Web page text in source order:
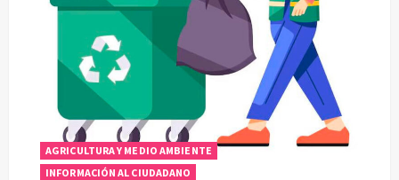
AGRICULTURA Y MEDIO AMBIENTE
INFORMACIÓN AL CIUDADANO